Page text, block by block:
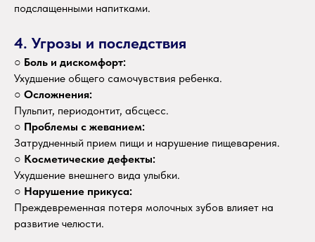
подслащенными напитками.
4. Угрозы и последствия
○ Боль и дискомфорт:
Ухудшение общего самочувствия ребенка.
○ Осложнения:
Пульпит, периодонтит, абсцесс.
○ Проблемы с жеванием:
Затрудненный прием пищи и нарушение пищеварения.
○ Косметические дефекты:
Ухудшение внешнего вида улыбки.
○ Нарушение прикуса:
Преждевременная потеря молочных зубов влияет на
развитие челюсти.